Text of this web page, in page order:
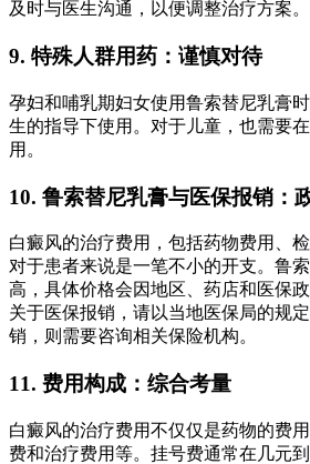
及时与医生沟通，以便调整治疗方案。
9. 特殊人群用药：谨慎对待
孕妇和哺乳期妇女使用鲁索替尼乳膏
生的指导下使用。对于儿童，也需要
用。
10. 鲁索替尼乳膏与医保报销：
白癜风的治疗费用，包括药物费用、
对于患者来说是一笔不小的开支。鲁
高，具体价格会因地区、药店和医保
关于医保报销，请以当地医保局的规
销，则需要咨询相关保险机构。
11. 费用构成：综合考量
白癜风的治疗费用不仅仅是药物的费
费和治疗费用等。挂号费通常在几元